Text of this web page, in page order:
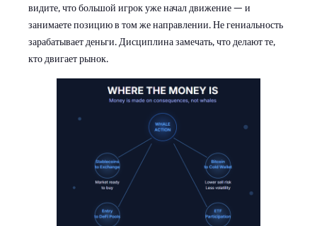
видите, что большой игрок уже начал движение — и
занимаете позицию в том же направлении. Не гениальность
зарабатывает деньги. Дисциплина замечать, что делают те,
кто двигает рынок.